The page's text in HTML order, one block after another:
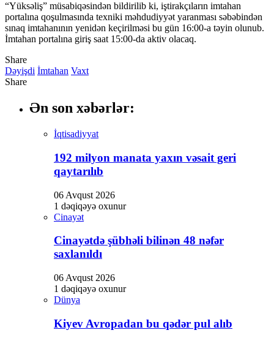
“Yüksəliş” müsabiqəsindən bildirilib ki, iştirakçıların imtahan
portalına qoşulmasında texniki məhdudiyyət yaranması səbəbindən
sınaq imtahanının yenidən keçirilməsi bu gün 16:00-a təyin olunub.
İmtahan portalına giriş saat 15:00-da aktiv olacaq.
Share
Dəyişdi İmtahan Vaxt
Share
Ən son xəbərlər:
İqtisadiyyat
192 milyon manata yaxın vəsait geri
qaytarılıb
06 Avqust 2026
1 dəqiqəyə oxunur
Cinayət
Cinayətdə şübhəli bilinən 48 nəfər
saxlanıldı
06 Avqust 2026
1 dəqiqəyə oxunur
Dünya
Kiyev Avropadan bu qədər pul alıb